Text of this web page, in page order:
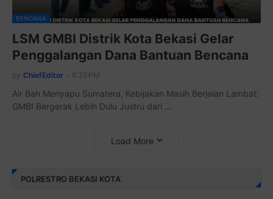
BENCANA
LSM GMBI Distrik Kota Bekasi Gelar
Penggalangan Dana Bantuan Bencana
by ChiefEditor 6:35 PM
Air Bah Menyapu Sumatera, Kebijakan Masih Berjalan Lambat:
GMBI Bergerak Lebih Dulu Justru dari …
Load More
POLRESTRO BEKASI KOTA